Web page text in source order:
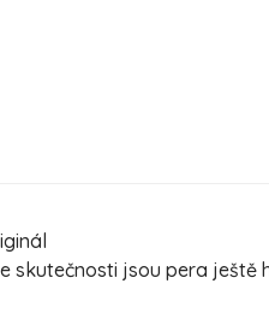
jsou pera ještě